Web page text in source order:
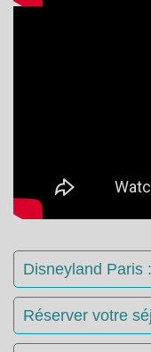
Disneyland Paris
Réserver votre